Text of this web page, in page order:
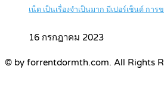
เน็ต เป็นเรื่องจำเป็นมาก มีเปอร์เซ็นต์ การ
16 กรกฎาคม 2023
© by forrentdormth.com. All Rights